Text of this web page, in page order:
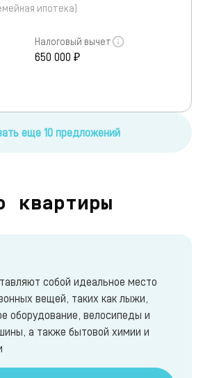
ипотека)
Налоговый вычет
650 000 ₽
еще 10 предложений
квартиры
собой идеальное место
вещей, таких как лыжи,
оборудование, велосипеды и
а также бытовой химии и